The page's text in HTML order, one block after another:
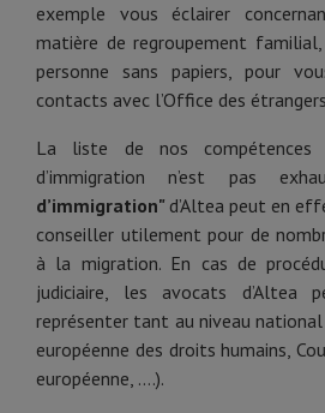
exemple vous éclairer
matière de regroupement
personne sans papiers, pour
contacts avec l’Office des
La liste de nos compétences
d’immigration n’est pas
d’immigration" d’Altea peut en
conseiller utilement pour de
à la migration. En cas de
judiciaire, les avocats d’Altea
représenter tant au niveau national
européenne des droits humains,
européenne, ….).